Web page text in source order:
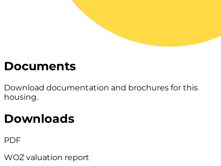
Documents
Download documentation and brochures for this
housing.
Downloads
PDF
WOZ valuation report